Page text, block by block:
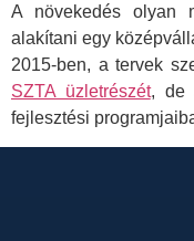
A növekedés olyan
alakítani egy
2015-ben, a tervek
SZTA üzletrészét, de
fejlesztési